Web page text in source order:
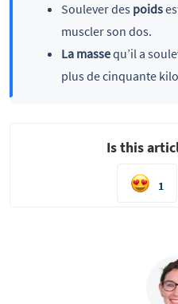
Soulever des poids
muscler son dos.
La massequ’il a
plus de cinquante
Is this
1